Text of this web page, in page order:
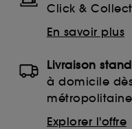
Click &
En savoir plus
Livraison
à domicile
Explorer l'offre